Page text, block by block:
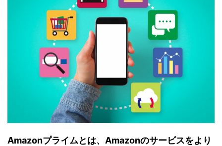
Amazonプライムとは、Amazonのサービスをより